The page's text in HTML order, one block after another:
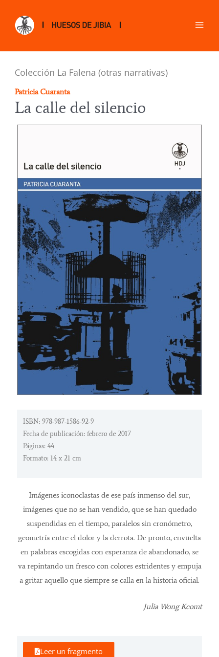
Colección La Falena (otras narrativas)
Patricia Cuaranta
La calle del silencio
ISBN: 978-987-1586-92-9
Fecha de publicación: febrero de 2017
Páginas: 44
Formato: 14 x 21 cm
Imágenes iconoclastas de ese país inmenso del sur,
imágenes que no se han vendido, que se han quedado
suspendidas en el tiempo, paralelos sin cronómetro,
geometría entre el dolor y la derrota. De pronto, envuelta
en palabras escogidas con esperanza de abandonado, se
va repintando un fresco con colores estridentes y empuja
a gritar aquello que siempre se calla en la historia oficial.
Julia Wong Kcomt
Leer un fragmento